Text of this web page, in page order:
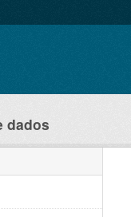
dados